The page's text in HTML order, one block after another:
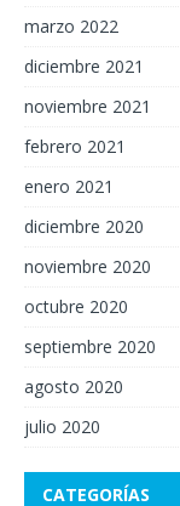
marzo 2022
diciembre 2021
noviembre 2021
febrero 2021
enero 2021
diciembre 2020
noviembre 2020
octubre 2020
septiembre 2020
agosto 2020
julio 2020
CATEGORÍAS